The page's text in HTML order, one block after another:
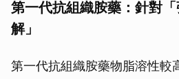
第一代抗組織胺藥：針對
解」
第一代抗組織胺藥物脂溶性較